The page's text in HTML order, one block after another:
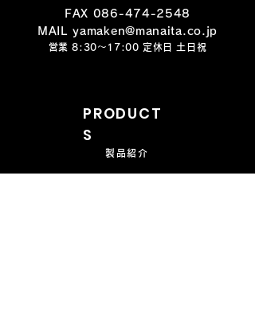
FAX 086-474-2548
MAIL yamaken@manaita.co.jp
営業 8:30～17:00 定休日 土日祝
PRODUCT
S
製品紹介